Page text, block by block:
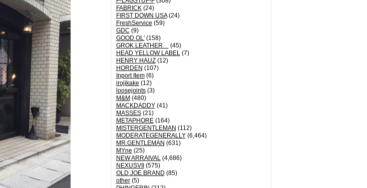
FABRICK(24)
FIRST DOWN USA(24)
FreshService (59)
GDC (9)
GOOD OL'(158)
GROK LEATHER
(45)
HEAD YELLOW LABEL(7)
HENRY HAUZ(12)
HORDEN (107)
Inport Item(6)
irojikake (12)
loosejoints(3)
M&M (480)
MACKDADDY(41)
MASSES(21)
METAPHORE(164)
MISTERGENTLEMAN (112)
MODERATEGENERALLY(6,464)
MR.GENTLEMAN (631)
MYne (25)
NEW ARRAIVAL(4,686)
NEXUSVII
(575)
OLD JOE BRAND (85)
other(5)